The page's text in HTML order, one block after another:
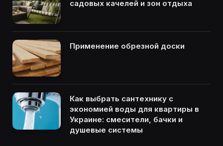
садовых качелей и зон отдыха
Применение обрезной доски
Как выбрать сантехнику с
экономией воды для квартиры в
Украине: смесители, бачки и
душевые системы